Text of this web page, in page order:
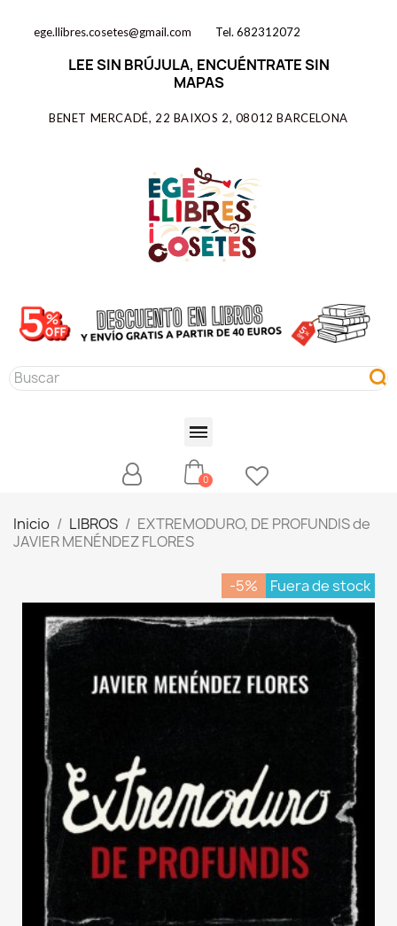
ege.llibres.cosetes@gmail.com Tel. 682312072
LEE SIN BRÚJULA, ENCUÉNTRATE SIN
MAPAS
BENET MERCADÉ, 22 BAIXOS 2, 08012 BARCELONA
Inicio LIBROS
EXTREMODURO, DE PROFUNDIS de
JAVIER MENÉNDEZ FLORES
-5% Fuera de stock